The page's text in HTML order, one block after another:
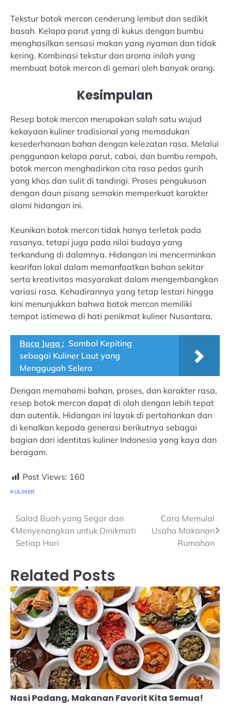
Tekstur botok mercon cenderung lembut dan sedikit
basah. Kelapa parut yang di kukus dengan bumbu
menghasilkan sensasi makan yang nyaman dan tidak
kering. Kombinasi tekstur dan aroma inilah yang
membuat botok mercon di gemari oleh banyak orang.
Kesimpulan
Resep botok mercon merupakan salah satu wujud
kekayaan kuliner tradisional yang memadukan
kesederhanaan bahan dengan kelezatan rasa. Melalui
penggunaan kelapa parut, cabai, dan bumbu rempah,
botok mercon menghadirkan cita rasa pedas gurih
yang khas dan sulit di tandingi. Proses pengukusan
dengan daun pisang semakin memperkuat karakter
alami hidangan ini.
Keunikan botok mercon tidak hanya terletak pada
rasanya, tetapi juga pada nilai budaya yang
terkandung di dalamnya. Hidangan ini mencerminkan
kearifan lokal dalam memanfaatkan bahan sekitar
serta kreativitas masyarakat dalam mengembangkan
variasi rasa. Kehadirannya yang tetap lestari hingga
kini menunjukkan bahwa botok mercon memiliki
tempat istimewa di hati penikmat kuliner Nusantara.
Baca Juga : Sambal Kepiting
sebagai Kuliner Laut yang
Menggugah Selera
Dengan memahami bahan, proses, dan karakter rasa,
resep botok mercon dapat di olah dengan lebih tepat
dan autentik. Hidangan ini layak di pertahankan dan
di kenalkan kepada generasi berikutnya sebagai
bagian dari identitas kuliner Indonesia yang kaya dan
beragam.
Post Views: 160
KULINER
Navigasi
pos
Salad Buah yang Segar dan
Menyenangkan untuk Dinikmati
Setiap Hari
Cara Memulai
Usaha Makanan
Rumahan
Related Posts
Nasi Padang, Makanan Favorit Kita Semua!